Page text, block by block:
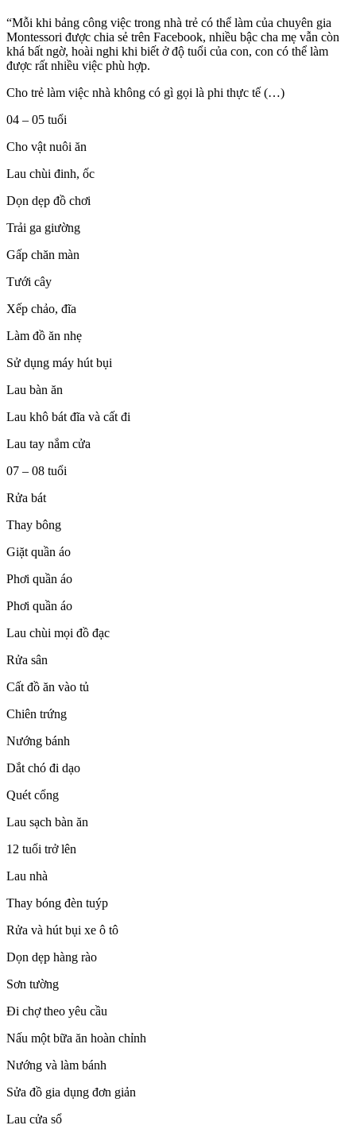
“Mỗi khi bảng công việc trong nhà trẻ có thể làm của chuyên gia
Montessori được chia sẻ trên Facebook, nhiều bậc cha mẹ vẫn còn
khá bất ngờ, hoài nghi khi biết ở độ tuổi của con, con có thể làm
được rất nhiều việc phù hợp.
Cho trẻ làm việc nhà không có gì gọi là phi thực tế (…)
04 – 05 tuổi
Cho vật nuôi ăn
Lau chùi đinh, ốc
Dọn dẹp đồ chơi
Trải ga giường
Gấp chăn màn
Tưới cây
Xếp chảo, đĩa
Làm đồ ăn nhẹ
Sử dụng máy hút bụi
Lau bàn ăn
Lau khô bát đĩa và cất đi
Lau tay nắm cửa
07 – 08 tuổi
Rửa bát
Thay bông
Giặt quần áo
Phơi quần áo
Phơi quần áo
Lau chùi mọi đồ đạc
Rửa sân
Cất đồ ăn vào tủ
Chiên trứng
Nướng bánh
Dắt chó đi dạo
Quét cổng
Lau sạch bàn ăn
12 tuổi trở lên
Lau nhà
Thay bóng đèn tuýp
Rửa và hút bụi xe ô tô
Dọn dẹp hàng rào
Sơn tường
Đi chợ theo yêu cầu
Nấu một bữa ăn hoàn chỉnh
Nướng và làm bánh
Sửa đồ gia dụng đơn giản
Lau cửa sổ